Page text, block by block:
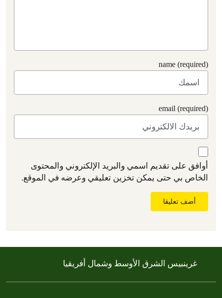
name (required)
email (required)
أوافق على تقديم اسمي والبريد الإلكتروني والمحتوى
الخاص بي حتى يمكن تخزين تعليقي وعرضه في الموقع.
أضف تعليقا